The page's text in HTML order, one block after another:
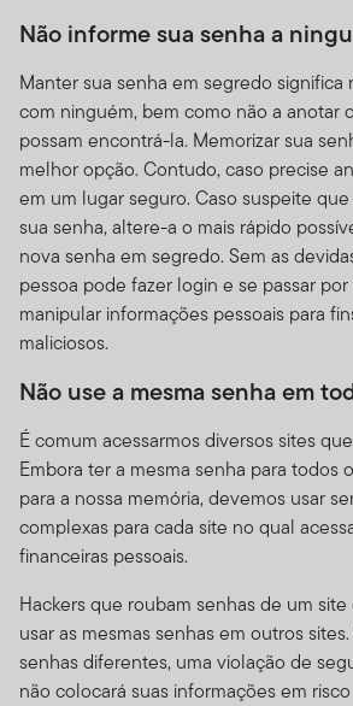
Não informe sua senha a
Manter sua senha em segredo significa
com ninguém, bem como não a anotar
possam encontrá-la. Memorizar sua
melhor opção. Contudo, caso precise
em um lugar seguro. Caso suspeite
sua senha, altere-a o mais rápido
nova senha em segredo. Sem as
pessoa pode fazer login e se passar
manipular informações pessoais para
maliciosos.
Não use a mesma senha em
É comum acessarmos diversos sites
Embora ter a mesma senha para todos
para a nossa memória, devemos usar
complexas para cada site no qual
financeiras pessoais.
Hackers que roubam senhas de um
usar as mesmas senhas em outros
senhas diferentes, uma violação de
não colocará suas informações em
prazer seu feedback sobre o Site, e
dados para melhorá-lo. Se você nos
solicitadas ou material de qualquer
("Comunicações") e nós o usarmos
vender produtos, serviços, conteúdo,
informação, você está concordando
fazê-lo sem lhe compensar de
prover tais Comunicações, você está
possui todos os direitos dela. isso
partir de então garante à Franklin
licença perpétua, mundial
royalties para editar, reproduzir,
publicar ou postar sua Comunicação
você. A Franklin Templeton é livre
idéia conceito, know-how ou
sua Comunicação não solicitada para
incluindo mas não limitando-se a
comercializar produtos. A menos que
Privacidade, qualquer comunicação
e-mail ou transmita pelo Site pode ser
como não confidencial e sem direito